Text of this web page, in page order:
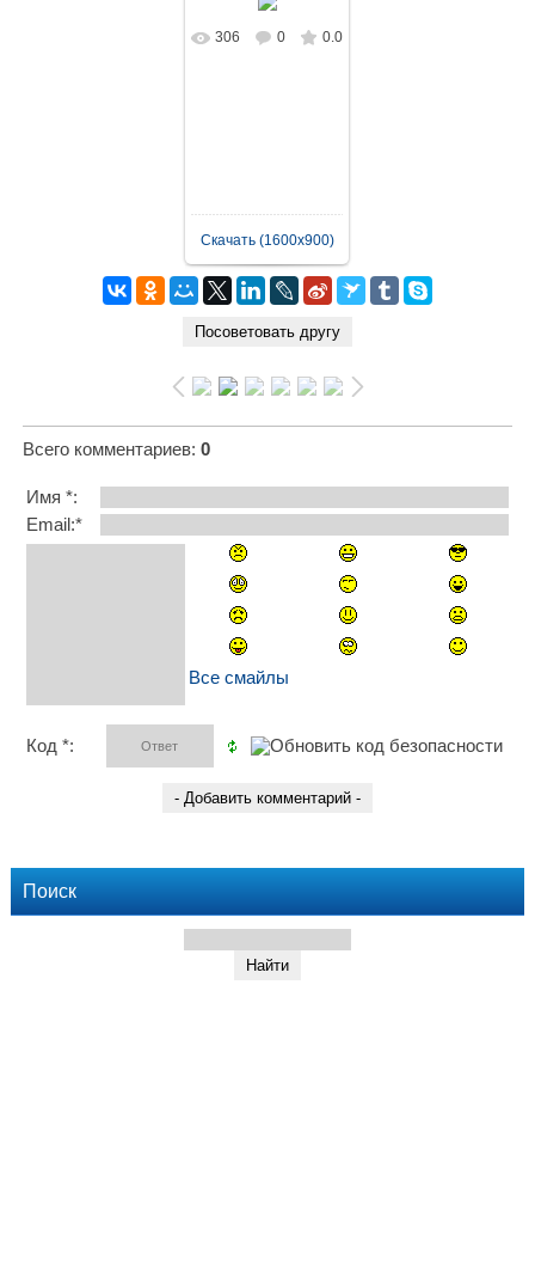
В реальном
306 0 0.0
Скачать (1600x900)
Всего комментариев: 0
Имя *:
Email:*
Все смайлы
Код *:
Поиск